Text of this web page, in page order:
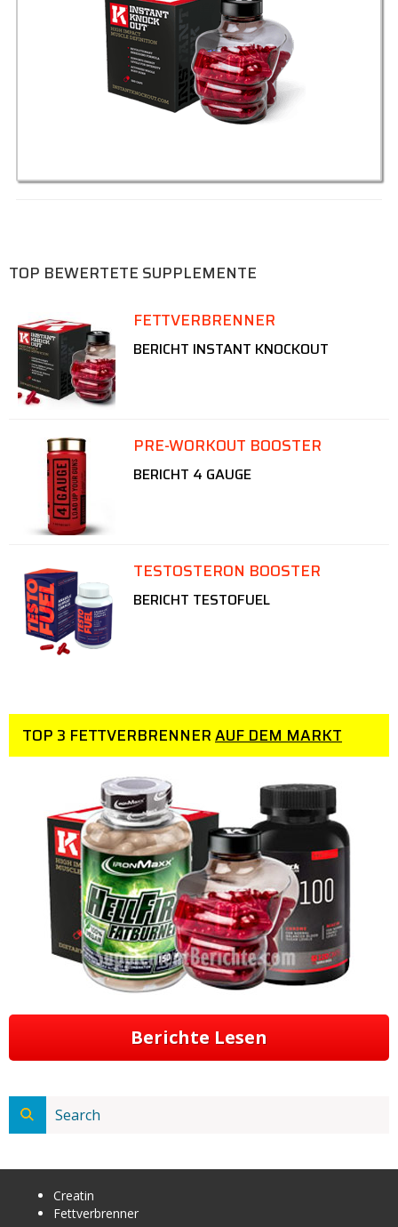
TOP BEWERTETE SUPPLEMENTE
FETTVERBRENNER
BERICHT INSTANT KNOCKOUT
PRE-WORKOUT BOOSTER
BERICHT 4 GAUGE
TESTOSTERON BOOSTER
BERICHT TESTOFUEL
TOP 3 FETTVERBRENNERAUF DEM MARKT
Berichte Lesen
Creatin
Fettverbrenner